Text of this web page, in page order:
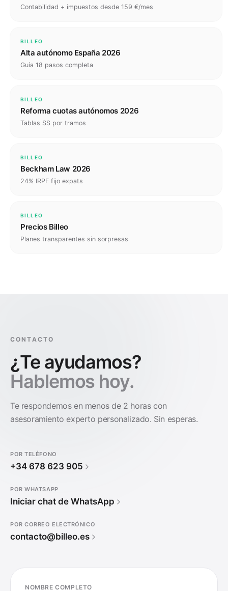
Contabilidad + impuestos desde 159 €/mes
BILLEO
Alta autónomo España 2026
Guía 18 pasos completa
BILLEO
Reforma cuotas autónomos 2026
Tablas SS por tramos
BILLEO
Beckham Law 2026
24% IRPF fijo expats
BILLEO
Precios Billeo
Planes transparentes sin sorpresas
CONTACTO
¿Te ayudamos?
Hablemos hoy.
Te respondemos en menos de 2 horas con
asesoramiento experto personalizado. Sin esperas.
POR TELÉFONO
+34 678 623 905
POR WHATSAPP
Iniciar chat de WhatsApp
POR CORREO ELECTRÓNICO
contacto@billeo.es
NOMBRE COMPLETO